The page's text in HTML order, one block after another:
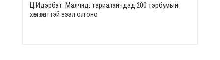
Ц.Идэрбат: Малчид, тариаланчдад 200 тэрбумын
хөнгөлөлттэй зээл олгоно